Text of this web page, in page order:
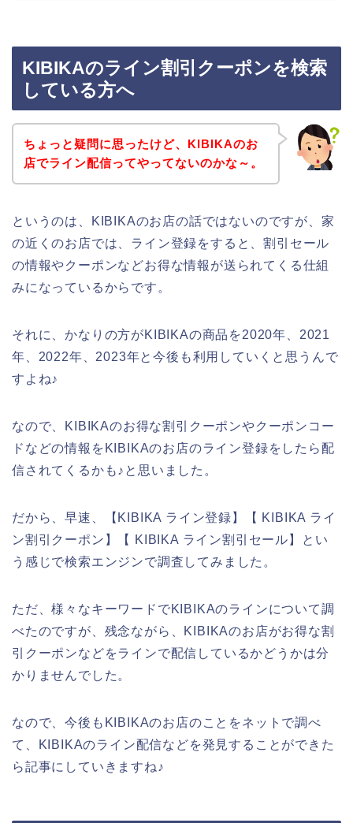
KIBIKAのライン割引クーポンを検索
している方へ
ちょっと疑問に思ったけど、KIBIKAのお
店でライン配信ってやってないのかな～。
というのは、KIBIKAのお店の話ではないのですが、家
の近くのお店では、ライン登録をすると、割引セール
の情報やクーポンなどお得な情報が送られてくる仕組
みになっているからです。
それに、かなりの方がKIBIKAの商品を2020年、2021
年、2022年、2023年と今後も利用していくと思うんで
すよね♪
なので、KIBIKAのお得な割引クーポンやクーポンコー
ドなどの情報をKIBIKAのお店のライン登録をしたら配
信されてくるかも♪と思いました。
だから、早速、【KIBIKA ライン登録】【 KIBIKA ライ
ン割引クーポン】【 KIBIKA ライン割引セール】とい
う感じで検索エンジンで調査してみました。
ただ、様々なキーワードでKIBIKAのラインについて調
べたのですが、残念ながら、KIBIKAのお店がお得な割
引クーポンなどをラインで配信しているかどうかは分
かりませんでした。
なので、今後もKIBIKAのお店のことをネットで調べ
て、KIBIKAのライン配信などを発見することができた
ら記事にしていきますね♪